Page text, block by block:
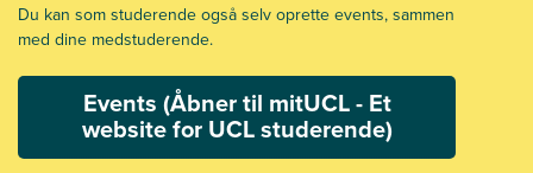
Du kan som studerende også selv oprette events, sammen
med dine medstuderende.
Events (Åbner til mitUCL - Et
website for UCL studerende)